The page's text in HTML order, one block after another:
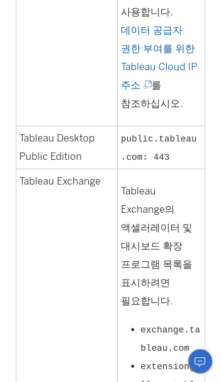
사용합니다.
데이터 공급자
권한 부여를 위한
Tableau Cloud IP
주소 (
링
가
새
에
서
열
림
)
를
참조하십시오.
Tableau Desktop
Public Edition
public.tableau
.com: 443
Tableau Exchange
Tableau
Exchange의
액셀러레이터 및
대시보드 확장
프로그램 목록을
표시하려면
필요합니다.
exchange.ta
bleau.com
extensionga